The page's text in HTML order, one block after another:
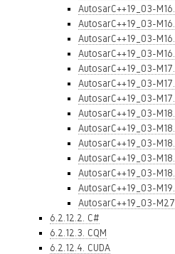
AutosarC++19_03-
AutosarC++19_03-
AutosarC++19_03-
AutosarC++19_03-
AutosarC++19_03-
AutosarC++19_03-
AutosarC++19_03-
AutosarC++19_03-
AutosarC++19_03-
AutosarC++19_03-
AutosarC++19_03-
AutosarC++19_03-
AutosarC++19_03-
AutosarC++19_03-
6.2.12.2. C#
6.2.12.3. CQM
6.2.12.4. CUDA